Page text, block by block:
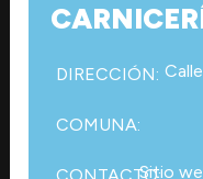
DIRECCIÓN:
COMUNA:
Sitio